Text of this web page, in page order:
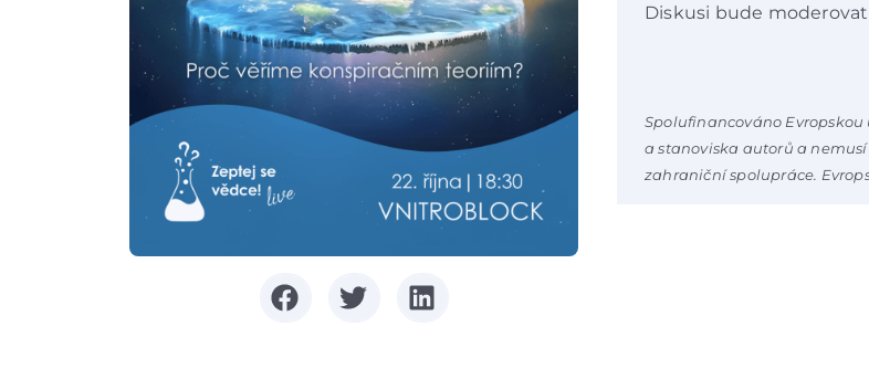
Diskusi bude
Spolufinancováno
a stanoviska autorů a
zahraniční spolupráce.